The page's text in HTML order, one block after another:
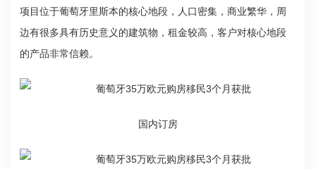
项目位于葡萄牙里斯本的核心地段，人口密集，商业繁华，周
边有很多具有历史意义的建筑物，租金较高，客户对核心地段
的产品非常信赖。
国内订房